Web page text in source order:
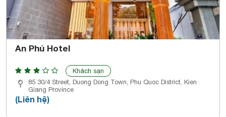
An Phú Hotel
Khách sạn
85 30/4 Street, Duong Dong Town, Phu Quoc District, Kien
Giang Province
(Liên hệ)